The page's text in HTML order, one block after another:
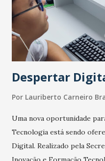
Despertar
Por Lauriberto Carneiro
Uma nova oportunidade
Tecnologia está sendo
Digital. Realizado pela